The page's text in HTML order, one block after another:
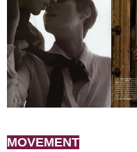
MOVEMENT